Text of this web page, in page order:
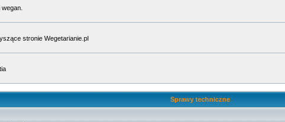
stronie Wegetarianie.pl
Sprawy techniczne